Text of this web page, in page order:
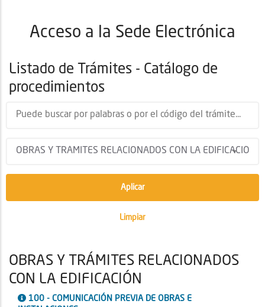
Acceso a la Sede Electrónica
Listado de Trámites - Catálogo de
procedimientos
OBRAS Y TRÁMITES RELACIONADOS
CON LA EDIFICACIÓN
100 - COMUNICACIÓN PREVIA DE OBRAS E